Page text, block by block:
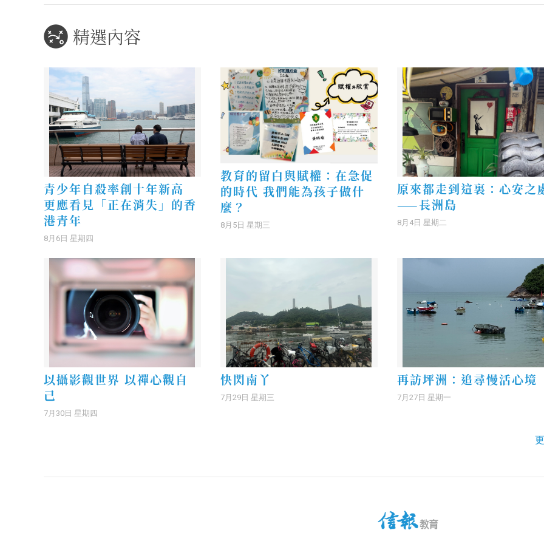
精選內容
青少年自殺率創十年新高
更應看見「正在消失」的香
港青年
8月6日 星期四
教育的留白與賦權：在急促
的時代 我們能為孩子做什
麼？
8月5日 星期三
原來都走到這裏：心安之
——長洲島
8月4日 星期二
以攝影觀世界 以禪心觀自
己
7月30日 星期四
快閃南丫
7月29日 星期三
再訪坪洲：追尋慢活心境
7月27日 星期一